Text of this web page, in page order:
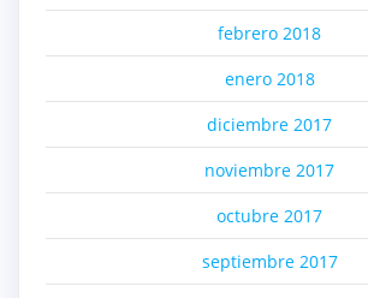
febrero 2018
enero 2018
diciembre 2017
noviembre 2017
octubre 2017
septiembre 2017